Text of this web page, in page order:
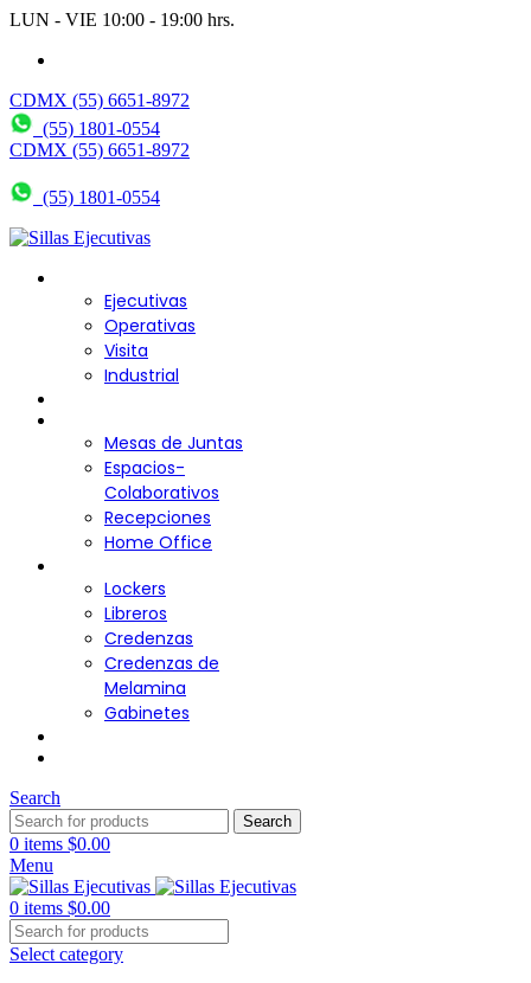
LUN - VIE 10:00 - 19:00 hrs.
CDMX (55) 6651-8972
(55) 1801-0554
CDMX (55) 6651-8972
(55) 1801-0554
Ejecutivas
Operativas
Visita
Industrial
Mesas de Juntas
Espacios-
Colaborativos
Recepciones
Home Office
Lockers
Libreros
Credenzas
Credenzas de
Melamina
Gabinetes
Search
Search
0 items $0.00
Menu
0 items $0.00
Select category